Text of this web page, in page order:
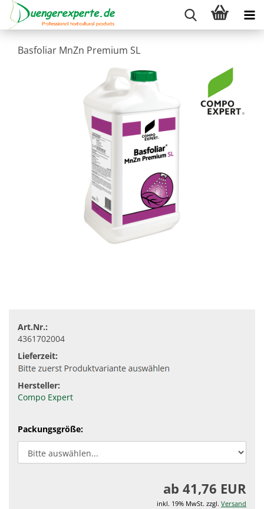
Basfoliar MnZn Premium SL
Art.Nr.:
4361702004
Lieferzeit:
Hersteller:
Compo Expert
Packungsgröße:
ab 41,76 EUR
inkl. 19% MwSt. zzgl. Versand